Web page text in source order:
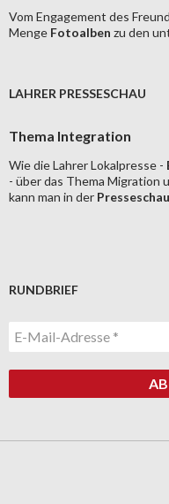
Vom Engagement des
Menge Fotoalben zu den
LAHRER PRESSESCHAU
Thema Integration
Wie die Lahrer Lokalpresse -
- über das Thema
kann man in der Presseschau
RUNDBRIEF